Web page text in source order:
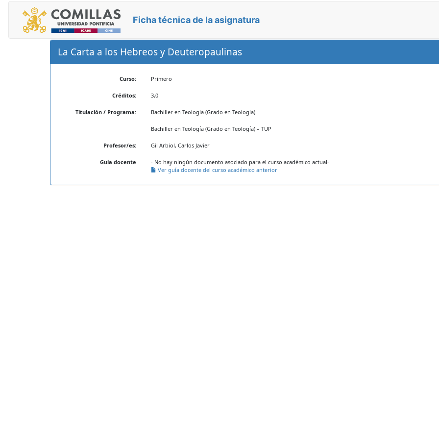
Ficha técnica de la asignatura
La Carta a los Hebreos y Deuteropaulinas
Curso: Primero
Créditos: 3,0
Titulación / Programa: Bachiller en Teología (Grado en Teología)
Bachiller en Teología (Grado en Teología) – TUP
Profesor/es: Gil Arbiol, Carlos Javier
Guía docente
- No hay ningún documento asociado para el curso académico actual-
Ver guía docente del curso académico anterior